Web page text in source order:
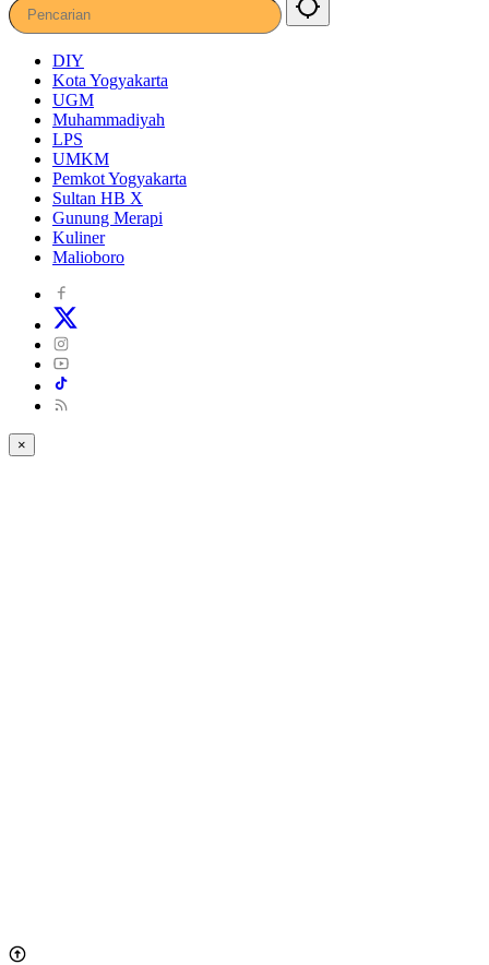
DIY
Kota Yogyakarta
UGM
Muhammadiyah
LPS
UMKM
Pemkot Yogyakarta
Sultan HB X
Gunung Merapi
Kuliner
Malioboro
×